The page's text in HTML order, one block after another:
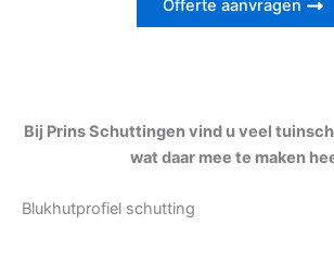
Offerte aanvragen
Bij Prins Schuttingen vind u veel
wat daar mee te maken
Blukhutprofiel schutting